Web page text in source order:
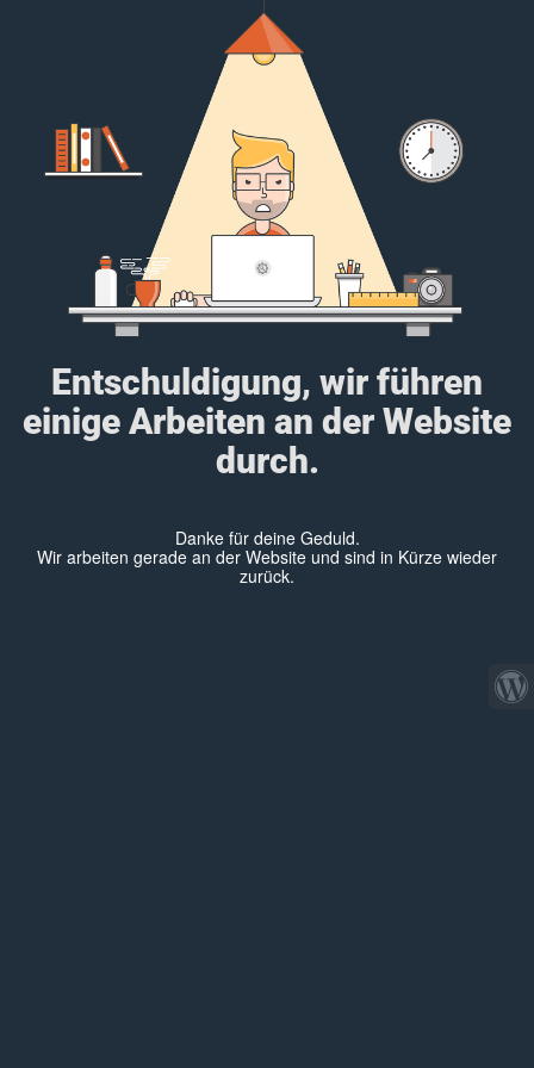
Entschuldigung, wir führen
einige Arbeiten an der Website
durch.
Danke für deine Geduld.
Wir arbeiten gerade an der Website und sind in Kürze wieder
zurück.